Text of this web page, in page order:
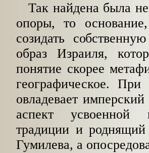
Так найдена была
опоры, то
созидать
образ Израиля,
понятие скорее
географическое.
овладевает имперский
аспект усвоенной
традиции и
Гумилева, а